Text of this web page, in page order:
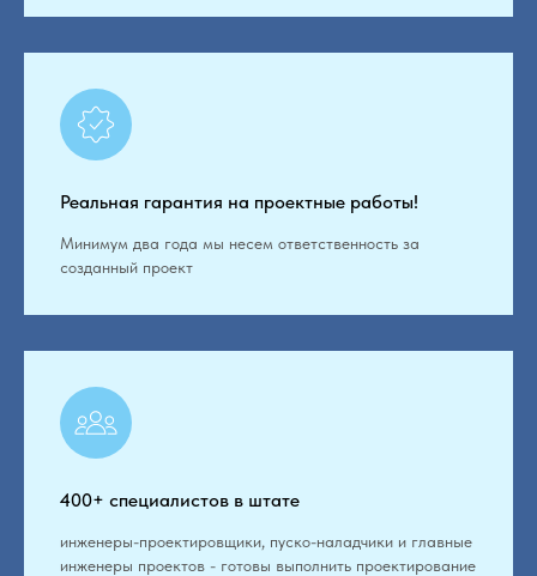
Реальная гарантия на проектные работы!
Минимум два года мы несем ответственность за
созданный проект
400+ специалистов в штате
инженеры-проектировщики, пуско-наладчики и главные
инженеры проектов - готовы выполнить проектирование